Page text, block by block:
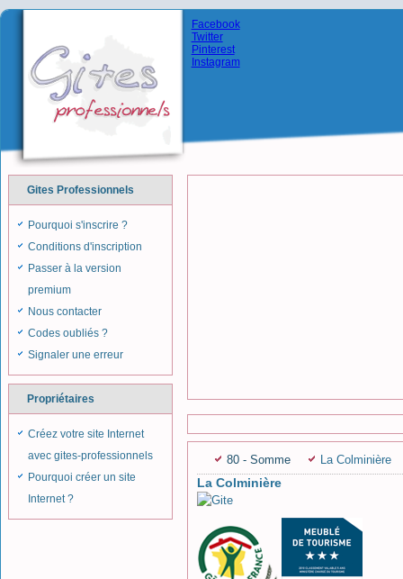
Facebook
Twitter
Pinterest
Instagram
Gites Professionnels
Pourquoi s'inscrire ?
Conditions d'inscription
Passer à la version
premium
Nous contacter
Codes oubliés ?
Signaler une erreur
Propriétaires
Créez votre site Internet
avec gites-professionnels
Pourquoi créer un site
Internet ?
80 - Somme La Colminière
La Colminière